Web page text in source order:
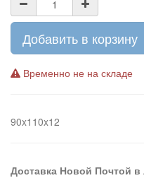
Добавить в корзину
Временно не на складе
90x110x12
Доставка Новой Почтой